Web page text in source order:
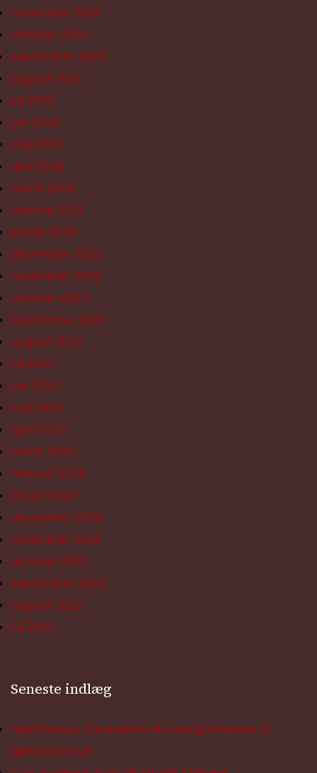
november 2024
oktober 2024
september 2024
august 2024
juli 2024
juni 2024
maj 2024
april 2024
marts 2024
februar 2024
januar 2024
december 2023
november 2023
oktober 2023
september 2023
august 2023
juli 2023
juni 2023
maj 2023
april 2023
marts 2023
februar 2023
januar 2023
december 2022
november 2022
oktober 2022
september 2022
august 2022
juli 2022
Seneste indlæg
Hjemmespa: De bedste diy-ansigtsmasker til
glødende hud